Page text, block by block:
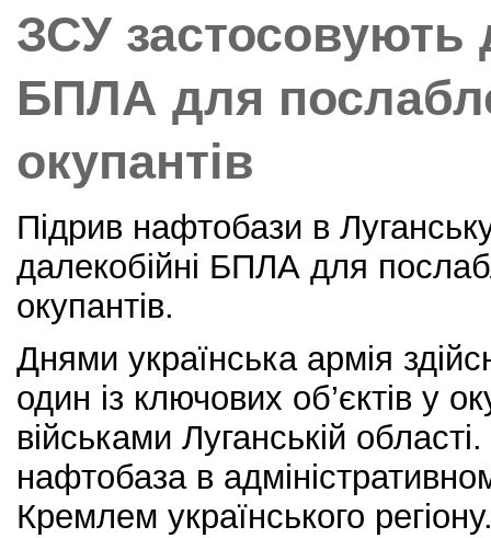
ЗСУ застосовують
БПЛА для
окупантів
Підрив нафтобази в
далекобійні БПЛА для
окупантів.
Днями українська армія
один із ключових об’єктів у
військами Луганській
нафтобаза в
Кремлем українського